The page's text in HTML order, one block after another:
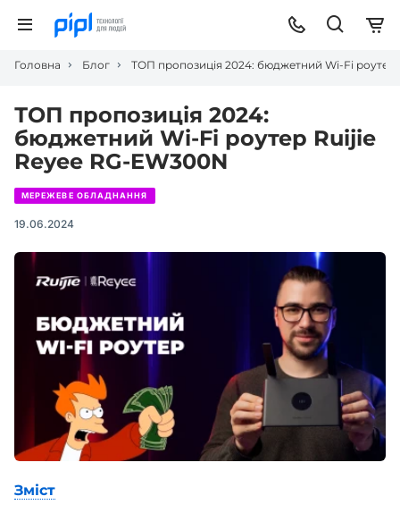
Головна Блог ТОП пропозиція 2024: бюджетний Wi-Fi роутер
ТОП пропозиція 2024:
бюджетний Wi-Fi роутер Ruijie
Reyee RG-EW300N
МЕРЕЖЕВЕ ОБЛАДНАННЯ
19.06.2024
Зміст